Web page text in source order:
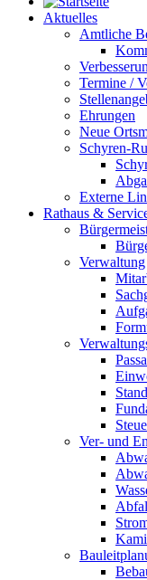
Aktuelles
Amtliche
Termine /
Ehrungen
Neue
Schyren-
Externe
Rathaus &
Verwaltung
Ver- und